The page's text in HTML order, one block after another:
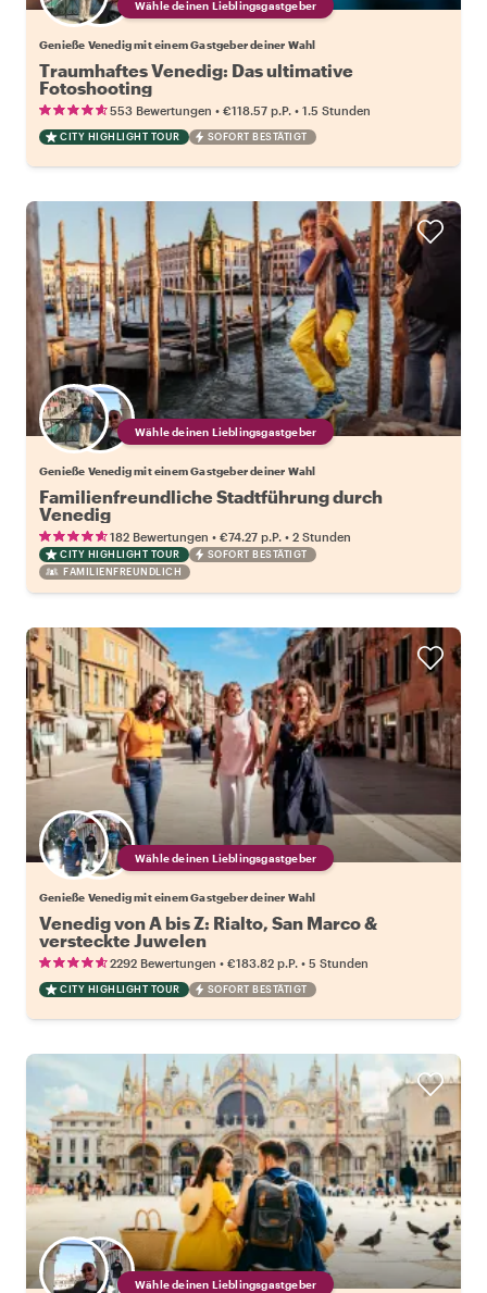
Wähle deinen Lieblingsgastgeber
Genieße Venedig mit einem Gastgeber deiner Wahl
Traumhaftes Venedig: Das ultimative
Fotoshooting
553 Bewertungen • €118.57 p.P. • 1.5 Stunden
CITY HIGHLIGHT TOUR SOFORT BESTÄTIGT
Wähle deinen Lieblingsgastgeber
Genieße Venedig mit einem Gastgeber deiner Wahl
Familienfreundliche Stadtführung durch
Venedig
182 Bewertungen • €74.27 p.P. • 2 Stunden
CITY HIGHLIGHT TOUR
SOFORT BESTÄTIGT
FAMILIENFREUNDLICH
Wähle deinen Lieblingsgastgeber
Genieße Venedig mit einem Gastgeber deiner Wahl
Venedig von A bis Z: Rialto, San Marco &
versteckte Juwelen
2292 Bewertungen • €183.82 p.P. • 5 Stunden
CITY HIGHLIGHT TOUR SOFORT BESTÄTIGT
Wähle deinen Lieblingsgastgeber